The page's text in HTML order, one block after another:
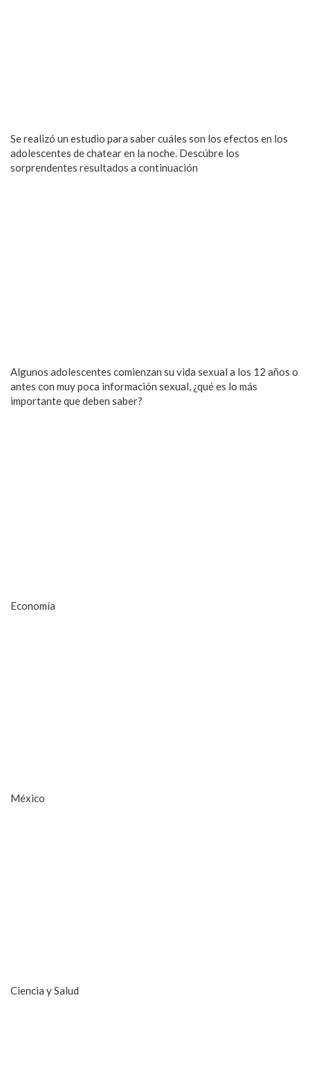
Se realizó un estudio para saber cuáles son los efectos en los
adolescentes de chatear en la noche. Descúbre los
sorprendentes resultados a continuación
Algunos adolescentes comienzan su vida sexual a los 12 años o
antes con muy poca información sexual, ¿qué es lo más
importante que deben saber?
Economía
México
Ciencia y Salud